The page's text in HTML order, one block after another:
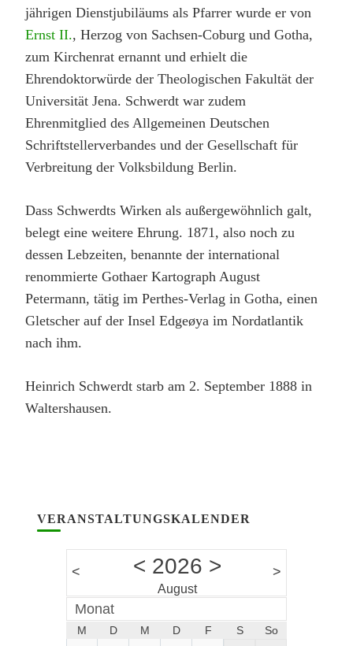
jährigen Dienstjubiläums als Pfarrer wurde er von
Ernst II., Herzog von Sachsen-Coburg und Gotha,
zum Kirchenrat ernannt und erhielt die
Ehrendoktorwürde der Theologischen Fakultät der
Universität Jena. Schwerdt war zudem
Ehrenmitglied des Allgemeinen Deutschen
Schriftstellerverbandes und der Gesellschaft für
Verbreitung der Volksbildung Berlin.
Dass Schwerdts Wirken als außergewöhnlich galt,
belegt eine weitere Ehrung. 1871, also noch zu
dessen Lebzeiten, benannte der international
renommierte Gothaer Kartograph August
Petermann, tätig im Perthes-Verlag in Gotha, einen
Gletscher auf der Insel Edgeøya im Nordatlantik
nach ihm.
Heinrich Schwerdt starb am 2. September 1888 in
Waltershausen.
VERANSTALTUNGSKALENDER
< < 2026 >
August
>
Monat
M D M D F S So